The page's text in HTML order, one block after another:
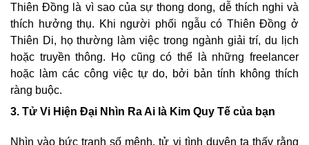
Thiên Đồng là vì sao của sự thong dong, dễ thích nghi và
thích hưởng thụ. Khi người phối ngẫu có Thiên Đồng ở
Thiên Di, họ thường làm việc trong ngành giải trí, du lịch
hoặc truyền thông. Họ cũng có thể là những freelancer
hoặc làm các công việc tự do, bởi bản tính không thích
ràng buộc.
3. Tử Vi Hiện Đại Nhìn Ra Ai là Kim Quy Tế của bạn
Nhìn vào bức tranh số mệnh, tử vi tình duyên ta thấy rằng